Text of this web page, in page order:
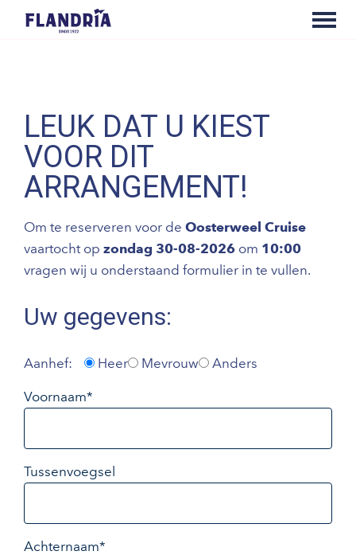
LEUK DAT U KIEST
VOOR DIT
ARRANGEMENT!
Om te reserveren voor de Oosterweel Cruise
vaartocht op zondag 30-08-2026 om 10:00
vragen wij u onderstaand formulier in te vullen.
Uw gegevens:
Aanhef: Heer Mevrouw Anders
Voornaam*
Tussenvoegsel
Achternaam*